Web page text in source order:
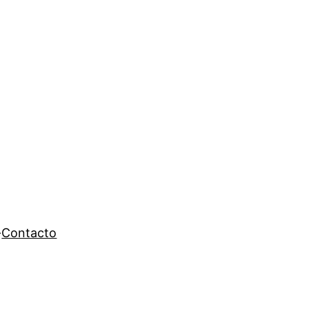
Contacto